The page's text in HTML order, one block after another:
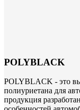
POLYBLACK
POLYBLACK - это
полиуриетана для
продукция